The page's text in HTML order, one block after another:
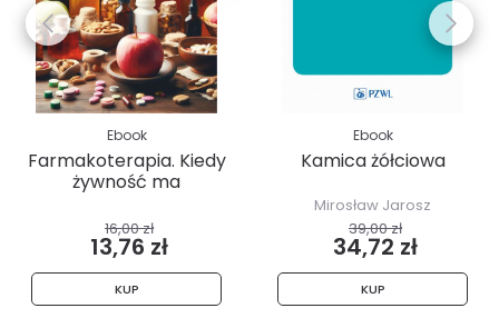
Ebook
Farmakoterapia. Kiedy
żywność ma
16,00 zł
13,76 zł
KUP
Ebook
Kamica żółciowa
Mirosław Jarosz
39,00 zł
34,72 zł
KUP